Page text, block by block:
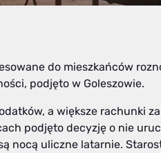
do mieszkańców
podjęto w Goleszowie.
a większe rachunki
podjęto decyzję o nie
nocą uliczne latarnie.